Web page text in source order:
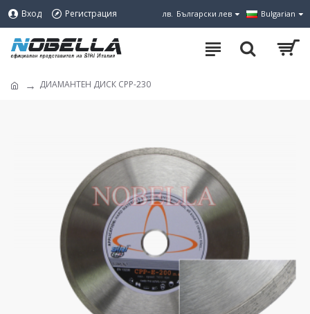
Вход Регистрация лв. Български лев Bulgarian
ДИАМАНТЕН ДИСК CPP-230